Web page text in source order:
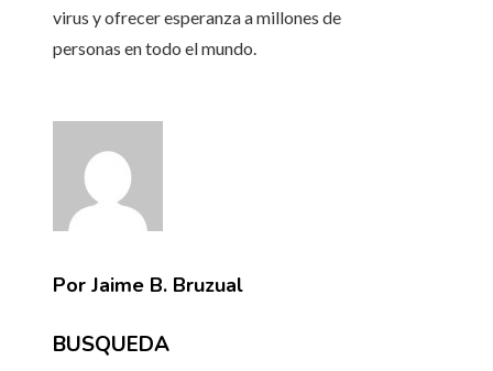
virus y ofrecer esperanza a millones de
personas en todo el mundo.
Por Jaime B. Bruzual
BUSQUEDA